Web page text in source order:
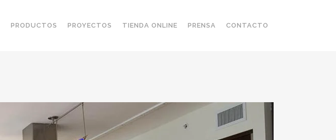
PRODUCTOS PROYECTOS TIENDA ONLINE PRENSA CONTACTO